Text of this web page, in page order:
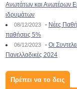
Ανωτάτων και Ανωτέρων
ιδρυμάτων
08/12/2023 - Νέες
παθήσεις 5%
06/12/2023 -Οι
Πανελλαδικές 2024
Πρέπει να το δεις